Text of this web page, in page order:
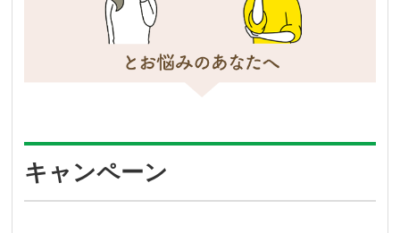
キャンペーン